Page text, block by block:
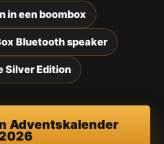
in een boombox
Bluetooth speaker
Silver Edition
Adventskalender